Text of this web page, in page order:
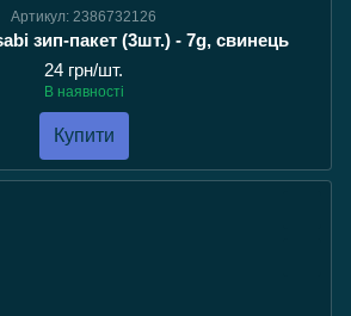
Артикул: 2386732126
зип-пакет (3шт.) - 7g, свинець
24 грн/шт.
В наявності
Купити